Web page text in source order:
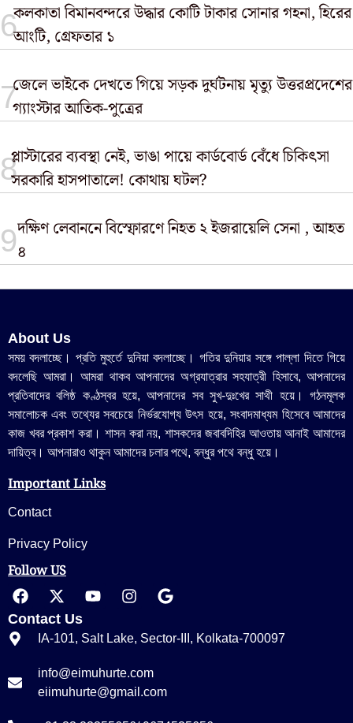
কলকাতা বিমানবন্দরে উদ্ধার কোটি টাকার সোনার গহনা, হিরের
আংটি, গ্রেফতার ১
জেলে ভাইকে দেখতে গিয়ে সড়ক দুর্ঘটনায় মৃত্যু উত্তরপ্রদেশের
গ্যাংস্টার আতিক-পুত্রের
প্লাস্টারের ব্যবস্থা নেই, ভাঙা পায়ে কার্ডবোর্ড বেঁধে চিকিৎসা
সরকারি হাসপাতালে! কোথায় ঘটল?
দক্ষিণ লেবাননে বিস্ফোরণে নিহত ২ ইজরায়েলি সেনা , আহত
৪
About Us
সময় বদলাচ্ছে। প্রতি মুহুর্তে দুনিয়া বদলাচ্ছে। গতির দুনিয়ার সঙ্গে পাল্লা দিতে গিয়ে
বদলেছি আমরা। আমরা থাকব আপনাদের অগ্রযাত্রার সহযাত্রী হিসাবে, আপনাদের
প্রতিবাদের বলিষ্ঠ কণ্ঠস্বর হয়ে, আপনাদের সব সুখ-দুঃখের সাথী হয়ে। গঠনমূলক
সমালোচক এবং তথ্যের সবচেয়ে নির্ভরযোগ্য উ‍ৎস হয়ে, সংবাদমাধ্যম হিসেবে আমাদের
কাজ খবর প্রকাশ করা। শাসন করা নয়, শাসকদের জবাবদিহির আওতায় আনাই আমাদের
দায়িত্ব। আপনারাও থাকুন আমাদের চলার পথে, বন্ধুর পথে বন্ধু হয়ে।
Important Links
Contact
Privacy Policy
Follow US
Contact Us
IA-101, Salt Lake, Sector-III, Kolkata-700097
info@eimuhurte.com
eiimuhurte@gmail.com